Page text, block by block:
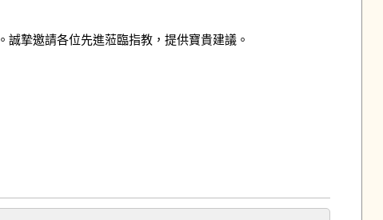
摯邀請各位先進蒞臨指教，提供寶貴建議。